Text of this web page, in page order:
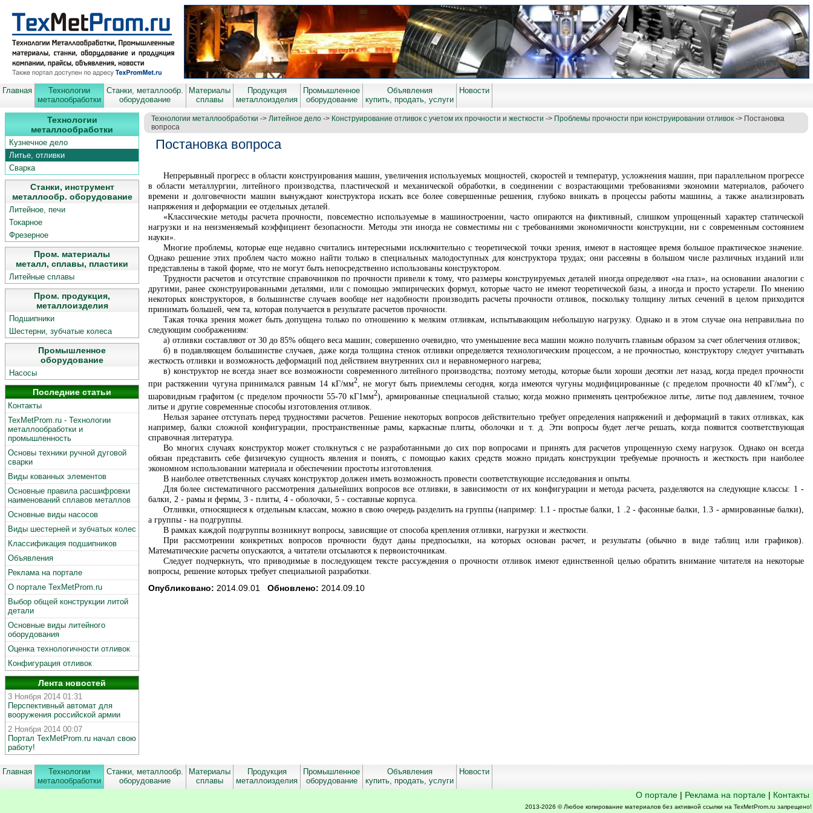
Главная
Технологии
металообработки
Станки, металлообр.
оборудование
Материалы
сплавы
Продукция
металлоизделия
Промышленное
оборудование
Объявления
купить, продать, услуги
Новости
Технологии
металлообработки
Кузнечное дело
Литье, отливки
Сварка
Станки, инструмент
металлообр. оборудование
Литейное, печи
Токарное
Фрезерное
Пром. материалы
металл, сплавы, пластики
Литейные сплавы
Пром. продукция,
металлоизделия
Подшипники
Шестерни, зубчатые колеса
Промышленное
оборудование
Насосы
Последние статьи
Контакты
TexMetProm.ru - Технологии
металлообработки и
промышленность
Основы техники ручной дуговой
сварки
Виды кованных элементов
Основные правила расшифровки
наименований сплавов металлов
Основные виды насосов
Виды шестерней и зубчатых колес
Классификация подшипников
Объявления
Реклама на портале
О портале TexMetProm.ru
Выбор общей конструкции литой
детали
Основные виды литейного
оборудования
Оценка технологичности отливок
Конфигурация отливок
Лента новостей
3 Ноября 2014 01:31
Перспективный автомат для
вооружения российской армии
2 Ноября 2014 00:07
Портал TexMetProm.ru начал свою
работу!
Технологии металлообработки -> Литейное дело -> Конструирование отливок с учетом их прочности и жесткости -> Проблемы прочности при конструировании отливок -> Постановка
вопроса
Постановка вопроса
Непрерывный прогресс в области конструирования машин, увеличения используемых мощностей, скоростей и температур, усложнения машин, при параллельном прогрессе
в области металлургии, литейного производства, пластической и механической обработки, в соединении с возрастающими требованиями экономии материалов, рабочего
времени и долговечности машин вынуждают конструктора искать все более совершенные решения, глубоко вникать в процессы работы машины, а также анализировать
напряжения и деформации ее отдельных деталей.
«Классические методы расчета прочности, повсеместно используемые в машиностроении, часто опираются на фиктивный, слишком упрощенный характер статической
нагрузки и на неизменяемый коэффициент безопасности. Методы эти иногда не совместимы ни с требованиями экономичности конструкции, ни с современным состоянием
науки».
Многие проблемы, которые еще недавно считались интересными исключительно с теоретической точки зрения, имеют в настоящее время большое практическое значение.
Однако решение этих проблем часто можно найти только в специальных малодоступных для конструктора трудах; они рассеяны в большом числе различных изданий или
представлены в такой форме, что не могут быть непосредственно использованы конструктором.
Трудности расчетов и отсутствие справочников по прочности привели к тому, что размеры конструируемых деталей иногда определяют «на глаз», на основании аналогии с
другими, ранее сконструированными деталями, или с помощью эмпирических формул, которые часто не имеют теоретической базы, а иногда и просто устарели. По мнению
некоторых конструкторов, в большинстве случаев вообще нет надобности производить расчеты прочности отливок, поскольку толщину литых сечений в целом приходится
принимать большей, чем та, которая получается в результате расчетов прочности.
Такая точка зрения может быть допущена только по отношению к мелким отливкам, испытывающим небольшую нагрузку. Однако и в этом случае она неправильна по
следующим соображениям:
а) отливки составляют от 30 до 85% общего веса машин; совершенно очевидно, что уменьшение веса машин можно получить главным образом за счет облегчения отливок;
б) в подавляющем большинстве случаев, даже когда толщина стенок отливки определяется технологическим процессом, а не прочностью, конструктору следует учитывать
жесткость отливки и возможность деформаций под действием внутренних сил и неравномерного нагрева;
в) конструктор не всегда знает все возможности современного литейного производства; поэтому методы, которые были хороши десятки лет назад, когда предел прочности
при растяжении чугуна принимался равным 14 кГ/мм2, не могут быть приемлемы сегодня, когда имеются чугуны модифицированные (с пределом прочности 40 кГ/мм2), с
шаровидным графитом (с пределом прочности 55-70 кГ1мм2), армированные специальной сталью; когда можно применять центробежное литье, литье под давлением, точное
литье и другие современные способы изготовления отливок.
Нельзя заранее отступать перед трудностями расчетов. Решение некоторых вопросов действительно требует определения напряжений и деформаций в таких отливках, как
например, балки сложной конфигурации, пространственные рамы, каркасные плиты, оболочки и т. д. Эти вопросы будет легче решать, когда появится соответствующая
справочная литература.
Во многих случаях конструктор может столкнуться с не разработанными до сих пор вопросами и принять для расчетов упрощенную схему нагрузок. Однако он всегда
обязан представить себе физичекую сущность явления и понять, с помощью каких средств можно придать конструкции требуемые прочность и жесткость при наиболее
экономном использовании материала и обеспечении простоты изготовления.
В наиболее ответственных случаях конструктор должен иметь возможность провести соответствующие исследования и опыты.
Для более систематичного рассмотрения дальнейших вопросов все отливки, в зависимости от их конфигурации и метода расчета, разделяются на следующие классы: 1 -
балки, 2 - рамы и фермы, 3 - плиты, 4 - оболочки, 5 - составные корпуса.
Отливки, относящиеся к отдельным классам, можно в свою очередь разделить на группы (например: 1.1 - простые балки, 1 .2 - фасонные балки, 1.3 - армированные балки),
а группы - на подгруппы.
В рамках каждой подгруппы возникнут вопросы, зависящие от способа крепления отливки, нагрузки и жесткости.
При рассмотрении конкретных вопросов прочности будут даны предпосылки, на которых основан расчет, и результаты (обычно в виде таблиц или графиков).
Математические расчеты опускаются, а читатели отсылаются к первоисточникам.
Следует подчеркнуть, что приводимые в последующем тексте рассуждения о прочности отливок имеют единственной целью обратить внимание читателя на некоторые
вопросы, решение которых требует специальной разработки.
Опубликовано: 2014.09.01 Обновлено: 2014.09.10
Главная
Технологии
металообработки
Станки, металлообр.
оборудование
Материалы
сплавы
Продукция
металлоизделия
Промышленное
оборудование
Объявления
купить, продать, услуги
Новости
О портале | Реклама на портале | Контакты
2013-2026 © Любое копирование материалов без активной ссылки на TexMetProm.ru запрещено!